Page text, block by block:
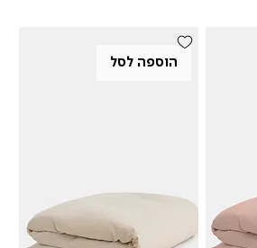
הוספה לסל